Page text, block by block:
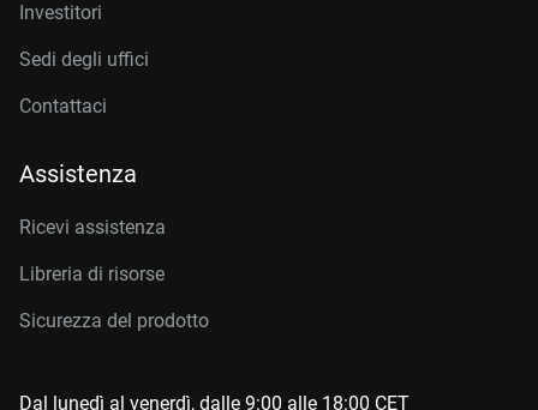
Investitori
Sedi degli uffici
Contattaci
Assistenza
Ricevi assistenza
Libreria di risorse
Sicurezza del prodotto
Dal lunedì al venerdì, dalle 9:00 alle 18:00 CET